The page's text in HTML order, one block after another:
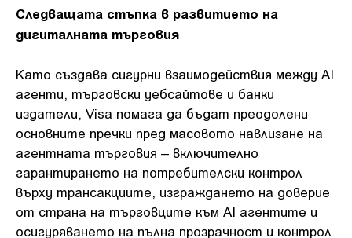
Следващата стъпка в развитието на
дигиталната търговия
Като създава сигурни взаимодействия между AI
агенти, търговски уебсайтове и банки
издатели, Visa помага да бъдат преодолени
основните пречки пред масовото навлизане на
агентната търговия – включително
гарантирането на потребителски контрол
върху трансакциите, изграждането на доверие
от страна на търговците към AI агентите и
осигуряването на пълна прозрачност и контрол